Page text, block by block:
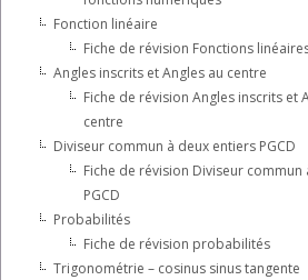
Fonction linéaire
Fiche de révision Fonctions
Angles inscrits et Angles au centre
Fiche de révision Angles inscrits et
centre
Diviseur commun à deux entiers PGCD
Fiche de révision Diviseur commun
PGCD
Probabilités
Fiche de révision probabilités
Trigonométrie – cosinus sinus tangente